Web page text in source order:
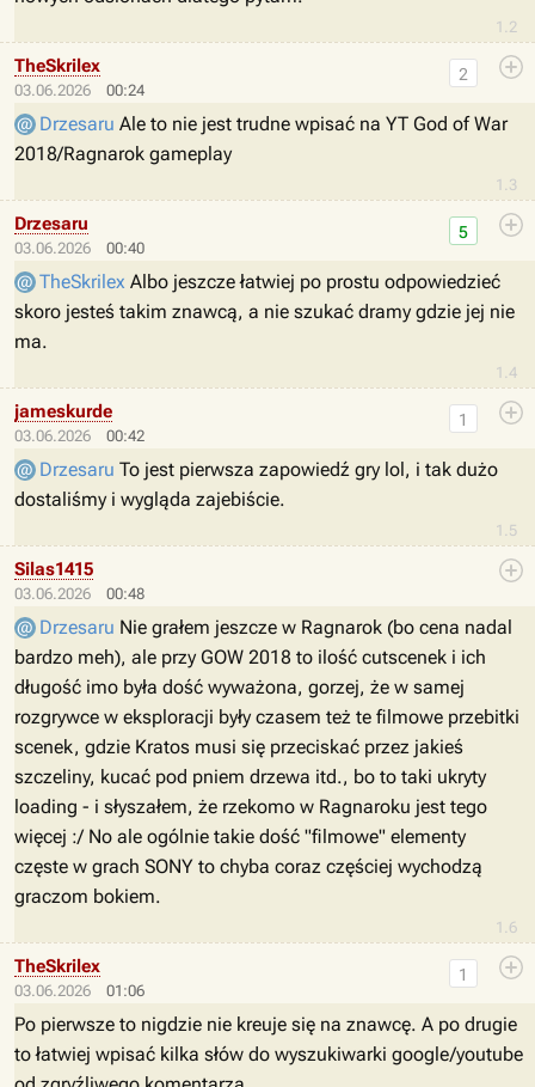
1.2
03.06.2026 00:24
1.3
2
TheSkrilex
Drzesaru Ale to nie jest trudne wpisać na YT God of War
2018/Ragnarok gameplay
03.06.2026 00:40
1.4
5
Drzesaru
TheSkrilex Albo jeszcze łatwiej po prostu odpowiedzieć
skoro jesteś takim znawcą, a nie szukać dramy gdzie jej nie
ma.
03.06.2026 00:42
1.5
1
jameskurde
Drzesaru To jest pierwsza zapowiedź gry lol, i tak dużo
dostaliśmy i wygląda zajebiście.
03.06.2026 00:48
1.6
Silas1415
Drzesaru Nie grałem jeszcze w Ragnarok (bo cena nadal
bardzo meh), ale przy GOW 2018 to ilość cutscenek i ich
długość imo była dość wyważona, gorzej, że w samej
rozgrywce w eksploracji były czasem też te filmowe przebitki
scenek, gdzie Kratos musi się przeciskać przez jakieś
szczeliny, kucać pod pniem drzewa itd., bo to taki ukryty
loading - i słyszałem, że rzekomo w Ragnaroku jest tego
więcej :/ No ale ogólnie takie dość "filmowe" elementy
częste w grach SONY to chyba coraz częściej wychodzą
graczom bokiem.
03.06.2026 01:06
1
TheSkrilex
Po pierwsze to nigdzie nie kreuje się na znawcę. A po drugie
to łatwiej wpisać kilka słów do wyszukiwarki google/youtube